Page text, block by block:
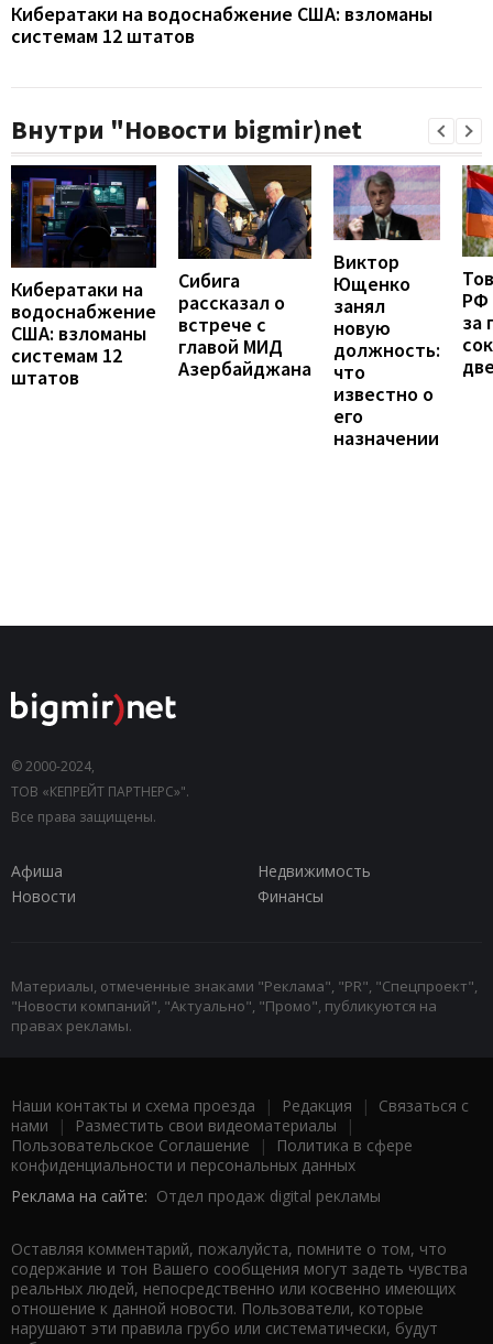
Кибератаки на водоснабжение США: взломаны
системам 12 штатов
Внутри "Новости bigmir)net
Кибератаки на
водоснабжение
США: взломаны
системам 12
штатов
Сибига
рассказал о
встрече с
главой МИД
Азербайджана
Виктор
Ющенко
занял
новую
должность:
что
известно о
его
назначении
РФ
за
© 2000-2024,
ТОВ «КЕПРЕЙТ ПАРТНЕРС»".
Все права защищены.
Афиша
Недвижимость
Новости
Финансы
Материалы, отмеченные знаками "Реклама", "PR", "Спецпроект",
"Новости компаний", "Актуально", "Промо", публикуются на
правах рекламы.
Наши контакты и схема проезда | Редакция | Связаться с
нами | Разместить свои видеоматериалы |
Пользовательское Соглашение |
Политика в сфере
конфиденциальности и персональных данных
Реклама на сайте: Отдел продаж digital рекламы
Оставляя комментарий, пожалуйста, помните о том, что
содержание и тон Вашего сообщения могут задеть чувства
реальных людей, непосредственно или косвенно имеющих
отношение к данной новости. Пользователи, которые
нарушают эти правила грубо или систематически, будут